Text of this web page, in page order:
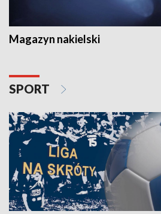
Magazyn nakielski
SPORT